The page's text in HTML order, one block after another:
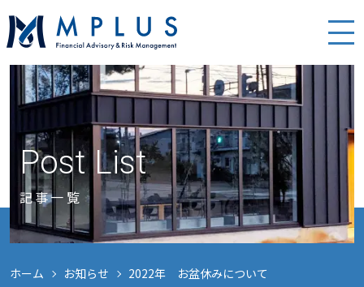
Post List
記事一覧
ホーム お知らせ 2022年 お盆休みについて